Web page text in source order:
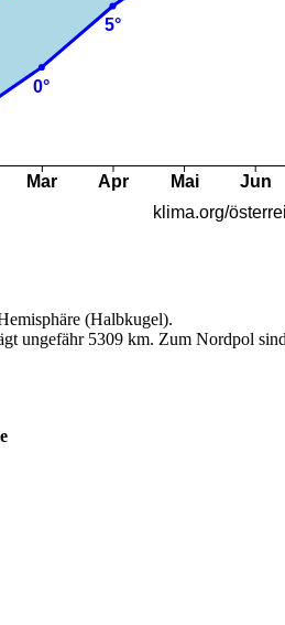
(Halbkugel).
ungefähr 5309 km. Zum Nordpol